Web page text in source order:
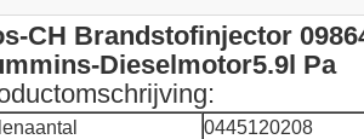
CH Brandstofinjector
Dieselmotor5.9l Pa
0445120208